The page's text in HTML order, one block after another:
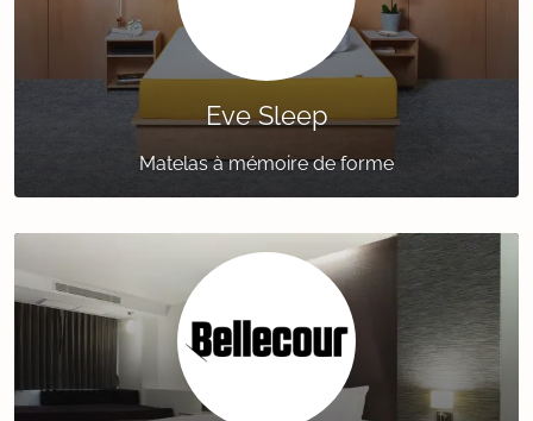
Eve Sleep
Matelas à mémoire de forme